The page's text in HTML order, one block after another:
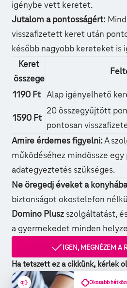
igénybe vett keretet.
Jutalom a pontosságért:
visszafizetett keret után
később nagyobb kereteket is
Keret
összege
1190 Ft Alap igényelhető
1590 Ft
20 összegyűjtött
pontosan
Amire érdemes figyelni: A
működéséhez mindössze egy
adategyeztetés szükséges.
Ne öregedj éveket a
biztonságot okostelefon
Domino Plusz szolgáltatást,
a gyermekedet minden
IGEN, MEGNÉZEM A
Ha tetszett ez a cikkünk, kérlek
Okosabb